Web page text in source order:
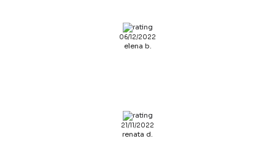
06/12/2022
elena b.
21/11/2022
renata d.